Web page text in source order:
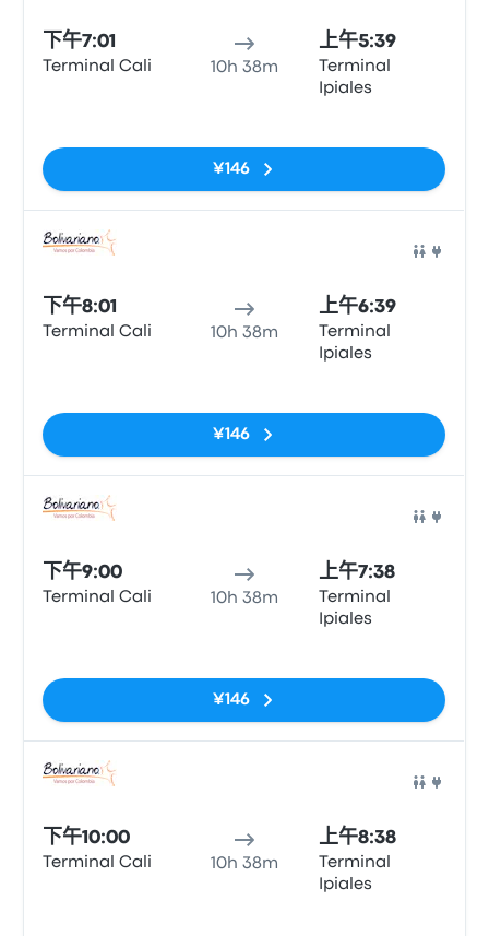
下午7:01
Terminal Cali 10h 38m
上午5:39
Terminal
Ipiales
¥146
下午8:01
Terminal Cali 10h 38m
上午6:39
Terminal
Ipiales
¥146
下午9:00
Terminal Cali 10h 38m
上午7:38
Terminal
Ipiales
¥146
下午10:00
Terminal Cali 10h 38m
上午8:38
Terminal
Ipiales